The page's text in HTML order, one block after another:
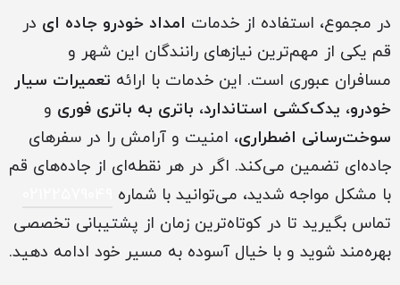
در مجموع، استفاده از خدمات امداد خودرو جاده ای در
قم یکی از مهم‌ترین نیازهای رانندگان این شهر و
مسافران عبوری است. این خدمات با ارائه تعمیرات سیار
خودرو، یدک‌کشی استاندارد، باتری به باتری فوری و
سوخت‌رسانی اضطراری، امنیت و آرامش را در سفرهای
جاده‌ای تضمین می‌کند. اگر در هر نقطه‌ای از جاده‌های قم
با مشکل مواجه شدید، می‌توانید با شماره
تماس بگیرید تا در کوتاه‌ترین زمان از پشتیبانی تخصصی
بهره‌مند شوید و با خیال آسوده به مسیر خود ادامه دهید.